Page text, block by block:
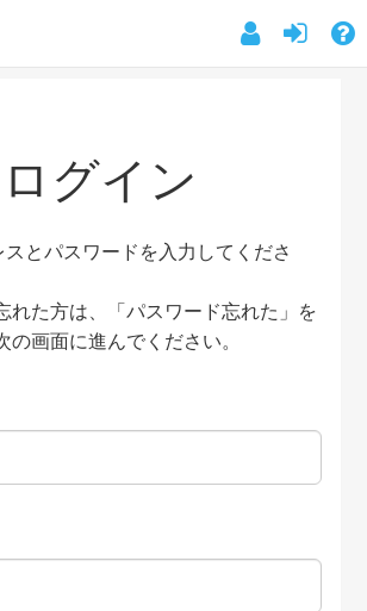
ログイン
スとパスワードを入力してくださ
れた方は、「パスワード忘れた」を
の画面に進んでください。